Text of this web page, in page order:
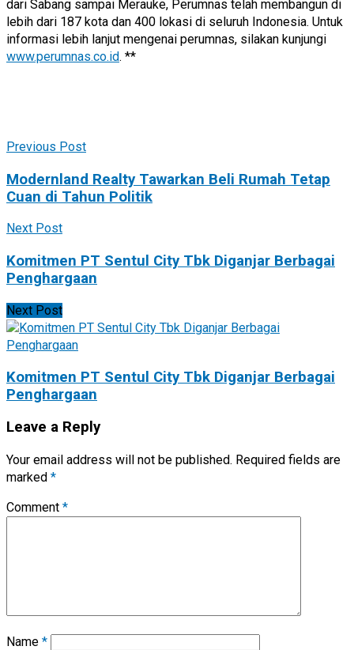
dari Sabang sampai Merauke, Perumnas telah membangun di
lebih dari 187 kota dan 400 lokasi di seluruh Indonesia. Untuk
informasi lebih lanjut mengenai perumnas, silakan kunjungi
www.perumnas.co.id. **
Previous Post
Modernland Realty Tawarkan Beli Rumah Tetap
Cuan di Tahun Politik
Next Post
Komitmen PT Sentul City Tbk Diganjar Berbagai
Penghargaan
Next Post
Komitmen PT Sentul City Tbk Diganjar Berbagai
Penghargaan
Leave a Reply
Your email address will not be published. Required fields are
marked *
Comment *
Name *